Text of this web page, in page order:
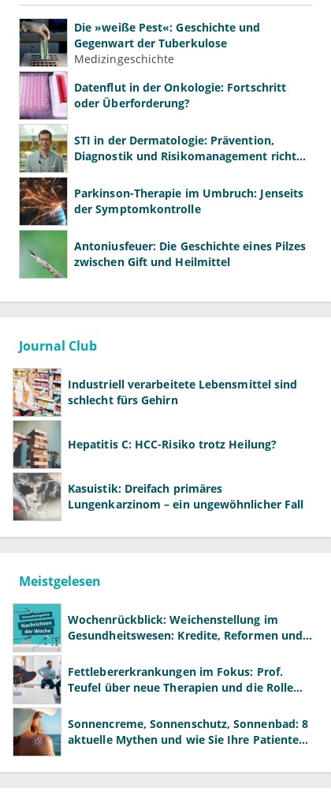
Die »weiße Pest«: Geschichte und
Gegenwart der Tuberkulose
Medizingeschichte
Datenflut in der Onkologie: Fortschritt
oder Überforderung?
STI in der Dermatologie: Prävention,
Diagnostik und Risikomanagement richtig
Parkinson-Therapie im Umbruch: Jenseits
der Symptomkontrolle
Antoniusfeuer: Die Geschichte eines Pilzes
zwischen Gift und Heilmittel
Journal Club
Industriell verarbeitete Lebensmittel sind
schlecht fürs Gehirn
Hepatitis C: HCC-Risiko trotz Heilung?
Kasuistik: Dreifach primäres
Lungenkarzinom – ein ungewöhnlicher Fall
Meistgelesen
Wochenrückblick: Weichenstellung im
Gesundheitswesen: Kredite, Reformen und
Fettlebererkrankungen im Fokus: Prof.
Teufel über neue Therapien und die Rolle
Sonnencreme, Sonnenschutz, Sonnenbad: 8
aktuelle Mythen und wie Sie Ihre Patienten